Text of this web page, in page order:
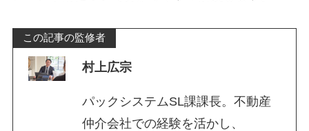
この記事の監修者
村上広宗
パックシステムSL課課長。不動産
仲介会社での経験を活かし、